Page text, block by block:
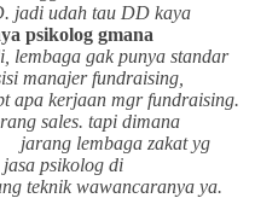
jadi udah tau DD kaya
psikolog gmana
lembaga gak punya standar
manajer fundraising,
apa kerjaan mgr fundraising.
sales. tapi dimana
jarang lembaga zakat yg
psikolog di
teknik wawancaranya ya.